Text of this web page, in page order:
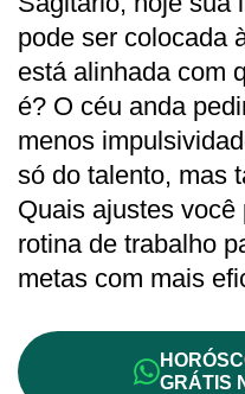
PREVISÃO DE
pode ser colocada
está alinhada com
é? O céu anda
menos
só do talento, mas
Quais ajustes
rotina de trabalho
metas com mais
GRÁTIS